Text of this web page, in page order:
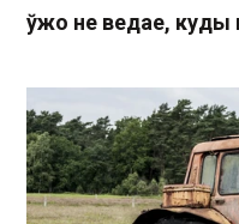
ўжо не ведае, куды